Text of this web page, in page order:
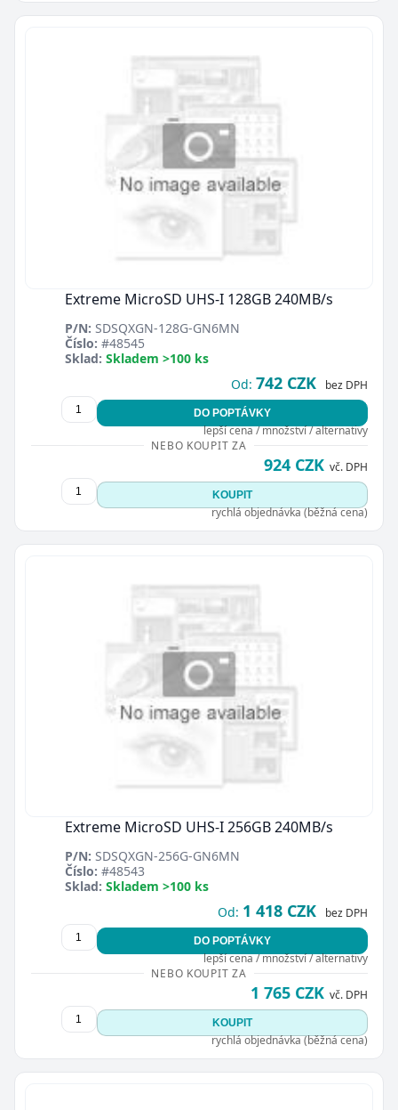
Extreme MicroSD UHS-I 128GB 240MB/s
P/N: SDSQXGN-128G-GN6MN
Číslo: #48545
Sklad: Skladem >100 ks
Od: 742 CZK bez DPH
DO POPTÁVKY
lepší cena / množství / alternativy
NEBO KOUPIT ZA
924 CZK vč. DPH
KOUPIT
rychlá objednávka (běžná cena)
Extreme MicroSD UHS-I 256GB 240MB/s
P/N: SDSQXGN-256G-GN6MN
Číslo: #48543
Sklad: Skladem >100 ks
Od: 1 418 CZK bez DPH
DO POPTÁVKY
lepší cena / množství / alternativy
NEBO KOUPIT ZA
1 765 CZK vč. DPH
KOUPIT
rychlá objednávka (běžná cena)